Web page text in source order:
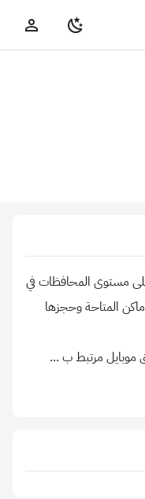
مستوى المحافظات في
المتاحة وحجزها
...